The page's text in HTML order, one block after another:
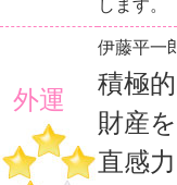
します。
外運
伊藤平一
積極
財産
直感力